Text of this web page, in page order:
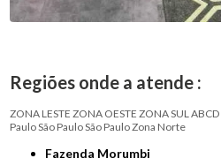
Regiões onde a atende :
ZONA LESTE ZONA OESTE ZONA SULABCD
PauloSão PauloSão PauloZona Norte
Fazenda Morumbi